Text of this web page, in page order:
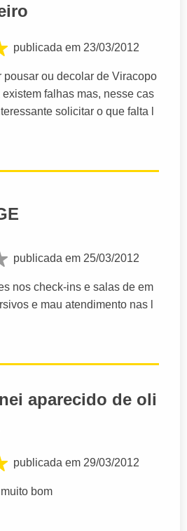
publicada em 23/03/2012
pousar ou decolar de Viracopo
falhas mas, nesse cas
solicitar o que falta l
publicada em 25/03/2012
nos check-ins e salas de em
e mau atendimento nas l
aparecido de oli
publicada em 29/03/2012
bom